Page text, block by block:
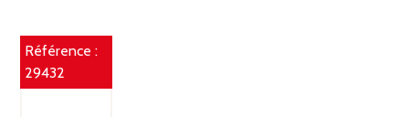
Référence :
29432